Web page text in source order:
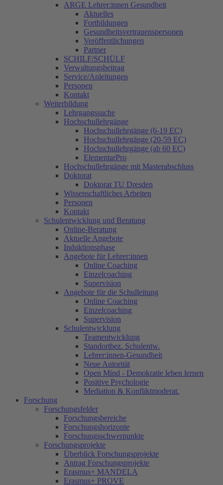
ARGE Lehrer:innen Gesundheit
Aktuelles
Fortbildungen
Gesundheitsvertrauenspersonen
Veröffentlichungen
Partner
SCHILF/SCHÜLF
Verwaltungsbeitrag
Service/Anleitungen
Personen
Kontakt
Weiterbildung
Lehrgangssuche
Hochschullehrgänge
Hochschullehrgänge (6-19 EC)
Hochschullehrgänge (20-59 EC)
Hochschullehrgänge (ab 60 EC)
ElementarPro
Hochschullehrgänge mit Masterabschluss
Doktorat
Doktorat TU Dresden
Wissenschaftliches Arbeiten
Personen
Kontakt
Schulentwicklung und Beratung
Online-Beratung
Aktuelle Angebote
Induktionsphase
Angebote für Lehrer:innen
Online Coaching
Einzelcoaching
Supervision
Angebote für die Schulleitung
Online Coaching
Einzelcoaching
Supervision
Schulentwicklung
Teamentwicklung
Standortbez. Schulentw.
Lehrer:innen-Gesundheit
Neue Autorität
Open Mind - Demokratie leben lernen
Positive Psychologie
Mediation & Konfliktmoderat.
Forschung
Forschungsfelder
Forschungsbereiche
Forschungshorizonte
Forschungsschwerpunkte
Forschungsprojekte
Überblick Forschungsprojekte
Antrag Forschungsprojekte
Erasmus+ MANDELA
Erasmus+ PROVE